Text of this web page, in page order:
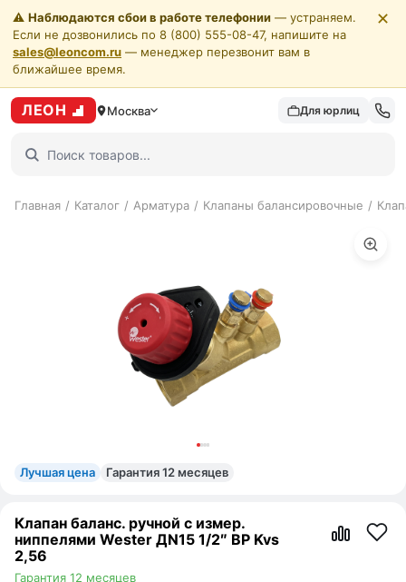
⚠️ Наблюдаются сбои в работе телефонии — устраняем.
Если не дозвонились по 8 (800) 555-08-47, напишите на
sales@leoncom.ru — менеджер перезвонит вам в
ближайшее время.
✕
ЛЕОН Москва Для юрлиц
Главная / Каталог / Арматура / Клапаны балансировочные /
Лучшая цена Гарантия 12 месяцев
Клапан баланс. ручной с измер.
ниппелями Wester ДN15 1/2″ ВР Kvs
2,56
Гарантия 12 месяцев